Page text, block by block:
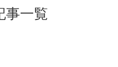
事一覧